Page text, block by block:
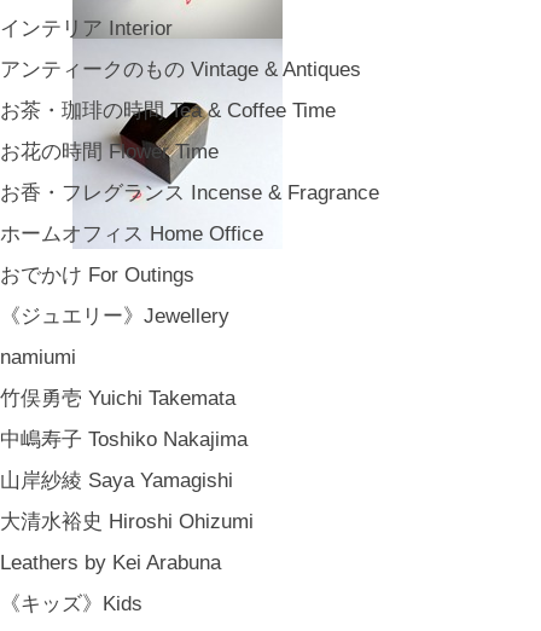
インテリア Interior
アンティークのもの Vintage & Antiques
お茶・珈琲の時間 Tea & Coffee Time
お花の時間 Flower Time
お香・フレグランス Incense & Fragrance
ホームオフィス Home Office
おでかけ For Outings
《ジュエリー》Jewellery
namiumi
竹俣勇壱 Yuichi Takemata
中嶋寿子 Toshiko Nakajima
山岸紗綾 Saya Yamagishi
大清水裕史 Hiroshi Ohizumi
Leathers by Kei Arabuna
《キッズ》Kids